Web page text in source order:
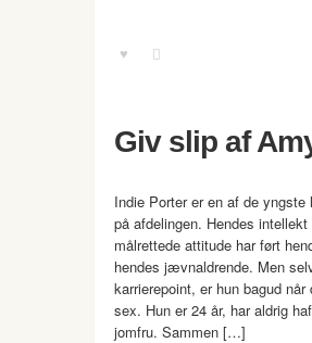
Giv slip af
Indie Porter er en af de
på afdelingen. Hendes intellekt
målrettede attitude har ført
hendes jævnaldrende. Men
karrierepoint, er hun bagud
sex. Hun er 24 år, har aldrig
jomfru. Sammen […]